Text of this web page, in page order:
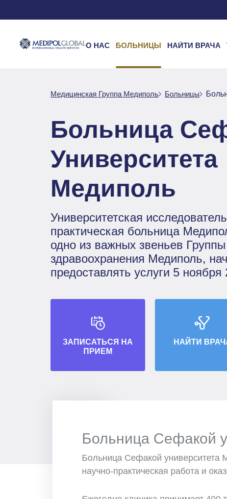
О НАС БОЛЬНИЦЫ НАЙТИ ВРАЧА
Медицинская Группа Медиполь Больницы
Больница
Университета
Медиполь
Университетская
практическая больница
одно из важных звеньев
здравоохранения Медиполь,
предоставлять услуги 5 ноября
ЗАПИСАТЬСЯ НА
ПРИЕМ
НАЙТИ
Больница Сефакой
Больница Сефакой университета
научно-практическая работа и